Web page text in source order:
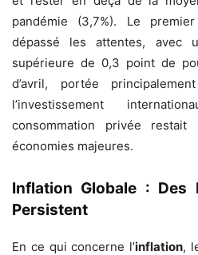
pandémie (3,7%). Le
dépassé les attentes, avec
supérieure de 0,3 point de
d’avril, portée
l’investissement
consommation privée
économies majeures.
Inflation Globale : Des
Persistent
En ce qui concerne l’inflation,